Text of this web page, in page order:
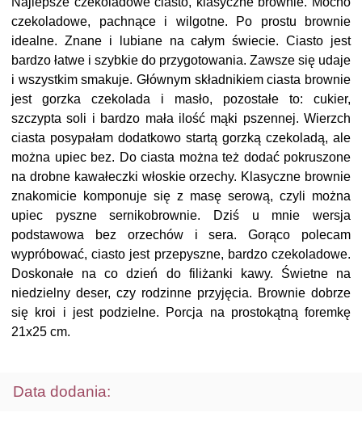
czekoladowe, pachnące i wilgotne. Po prostu brownie
idealne. Znane i lubiane na całym świecie. Ciasto jest
bardzo łatwe i szybkie do przygotowania. Zawsze się udaje
i wszystkim smakuje. Głównym składnikiem ciasta brownie
jest gorzka czekolada i masło, pozostałe to: cukier,
szczypta soli i bardzo mała ilość mąki pszennej. Wierzch
ciasta posypałam dodatkowo startą gorzką czekoladą, ale
można upiec bez. Do ciasta można też dodać pokruszone
na drobne kawałeczki włoskie orzechy. Klasyczne brownie
znakomicie komponuje się z masę serową, czyli można
upiec pyszne sernikobrownie. Dziś u mnie wersja
podstawowa bez orzechów i sera. Gorąco polecam
wypróbować, ciasto jest przepyszne, bardzo czekoladowe.
Doskonałe na co dzień do filiżanki kawy. Świetne na
niedzielny deser, czy rodzinne przyjęcia. Brownie dobrze
się kroi i jest podzielne. Porcja na prostokątną foremkę
21x25 cm.
Data dodania: